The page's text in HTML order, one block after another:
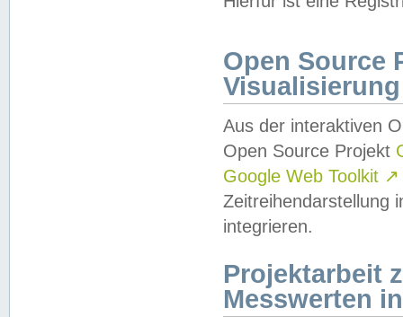
Open Source
Visualisierung
Aus der interaktiven
Open Source Projekt
Google Web Toolkit ↗
Zeitreihendarstellung
integrieren.
Projektarbeit
Messwerten